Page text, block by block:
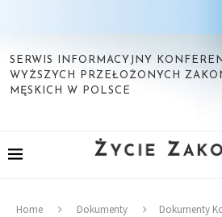
SERWIS INFORMACYJNY
WYŻSZYCH PRZEŁOŻONYCH
MĘSKICH W POLSCE
Home Dokumenty
Dokumenty